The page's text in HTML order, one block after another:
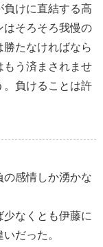
けに直結する高
はそろそろ我慢の
たなければなら
もう済まされませ
。負けることは許
の感情しか湧かな
なくとも伊藤に
だった。